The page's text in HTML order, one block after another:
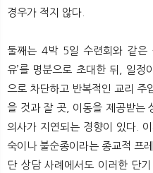
경우가 적지 않다.
둘째는 4박 5일 수련회와 같은
유’를 명분으로 초대한 뒤, 일정
으로 차단하고 반복적인 교리 주
을 것과 잘 곳, 이동을 제공받는
의사가 지연되는 경향이 있다.
숙이나 불순종이라는 종교적 프
단 상담 사례에서도 이러한 단